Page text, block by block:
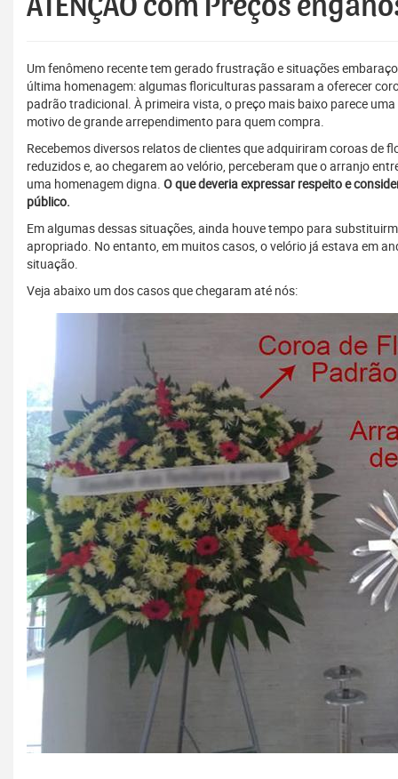
ATENÇÃO com Preços
Um fenômeno recente tem gerado frustração e situações
última homenagem: algumas floriculturas passaram a oferecer
padrão tradicional. À primeira vista, o preço mais baixo parece
motivo de grande arrependimento para quem compra.
Recebemos diversos relatos de clientes que adquiriram coroas de
reduzidos e, ao chegarem ao velório, perceberam que o arranjo
uma homenagem digna. O que deveria expressar respeito e
público.
Em algumas dessas situações, ainda houve tempo para
apropriado. No entanto, em muitos casos, o velório já estava em
situação.
Veja abaixo um dos casos que chegaram até nós: